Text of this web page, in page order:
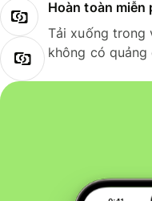
Hoàn toàn miễn
Tải xuống trong
không có